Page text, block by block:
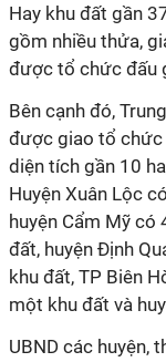
Hay khu đất gần
gồm nhiều thửa,
được tổ chức đấu
Bên cạnh đó,
được giao tổ chức
diện tích gần 10
Huyện Xuân Lộc
huyện Cẩm Mỹ có
đất, huyện Định
khu đất, TP Biên
một khu đất và
UBND các huyện,